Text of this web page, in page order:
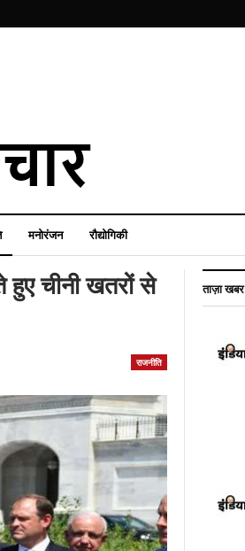
मनोरंजन रौद्योगिकी
चीनी खतरों से
राजनीति
ताज़ा खबर
इंडिया
अधिकारियों ने की मदद तो…
खेल
पहली बार IPL Auction
का हिस्सा बना इस देश का
खिलाड़ी, इस…